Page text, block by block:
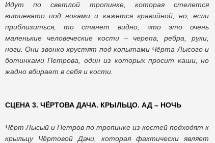
Идут по светлой тропинке, которая стелется
витиевато под ногами и кажется гравийной, но, если
приблизиться, то станет видно, что это очень
маленькие человеческие кости – черепа, ребра, руки,
ноги. Они звонко хрустят под копытами Чёрта Лысого и
ботинками Петрова, один из которых просит каши, но
жадно вбирает в себя и кости.
СЦЕНА 3. ЧЁРТОВА ДАЧА. КРЫЛЬЦО. АД – НОЧЬ
Чёрт Лысый и Петров по тропинке из костей подходят к
крыльцу Чёртовой Дачи, которая фактически являет